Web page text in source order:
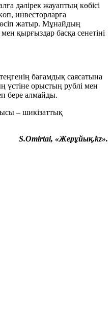
дәлірек жауаптың көбісі
инвесторларға
жатыр. Мұнайдың
қырғыздар басқа сенетіні
бағамдық саясатына
үстіне орыстың рублі мен
бере алмайды.
– шикізаттық
S.Omirtai, «Жерұйық.kz».